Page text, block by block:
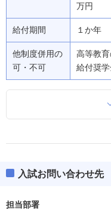
万円
給付期間 １か年
他制度併用の
可・不可
高等教
給付奨
入試お問い合わせ先
担当部署